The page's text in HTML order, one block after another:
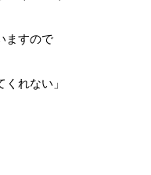
ますので
れない」